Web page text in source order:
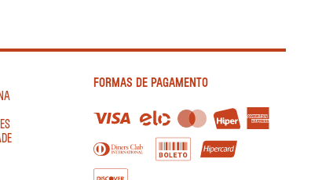
FORMAS DE PAGAMENTO